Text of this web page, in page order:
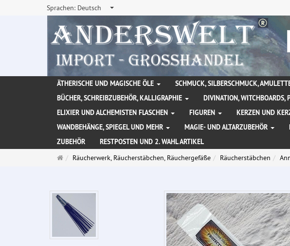
Sprachen: Deutsch
ÄTHERISCHE UND MAGISCHE ÖLE SCHMUCK, SILBERSCHMUCK,
BÜCHER, SCHREIBZUBEHÖR, KALLIGRAPHIE
DIVINATION, WITCHBOARDS,
ELIXIER UND ALCHEMISTEN FLASCHEN
FIGUREN KERZEN UND
WANDBEHÄNGE, SPIEGEL UND MEHR
MAGIE- UND ALTARZUBEHÖR
ZUBEHÖR
RESTPOSTEN UND 2. WAHL ARTIKEL
Startseite
Räucherwerk, Räucherstäbchen, Räuchergefäße Räucherstäbchen